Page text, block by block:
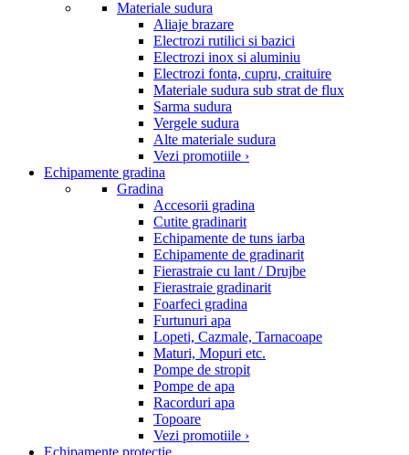
Materiale sudura
Aliaje brazare
Electrozi rutilici si bazici
Electrozi inox si aluminiu
Electrozi fonta, cupru, craituire
Materiale sudura sub strat de flux
Sarma sudura
Vergele sudura
Alte materiale sudura
Vezi promotiile ›
Echipamente gradina
Gradina
Accesorii gradina
Cutite gradinarit
Echipamente de tuns iarba
Echipamente de gradinarit
Fierastraie cu lant / Drujbe
Fierastraie gradinarit
Foarfeci gradina
Furtunuri apa
Lopeti, Cazmale, Tarnacoape
Maturi, Mopuri etc.
Pompe de stropit
Pompe de apa
Racorduri apa
Topoare
Vezi promotiile ›
Echipamente protectie